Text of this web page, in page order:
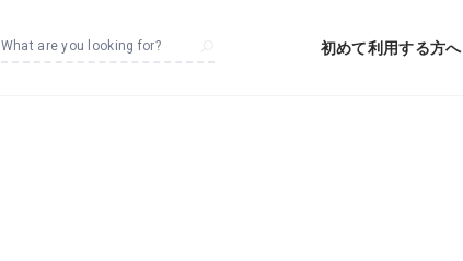
What are you looking for? 初めて利用する方へ